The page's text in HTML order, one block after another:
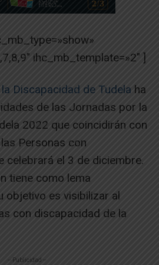
ihc_mb_template=»2″ ]
Discapacidad de Tudela ha
de las Jornadas por la
2022 que coincidirán con
Personas con
celebrará el 3 de diciembre.
tiene como lema
objetivo es visibilizar al
con discapacidad de la
-- Publicidad --